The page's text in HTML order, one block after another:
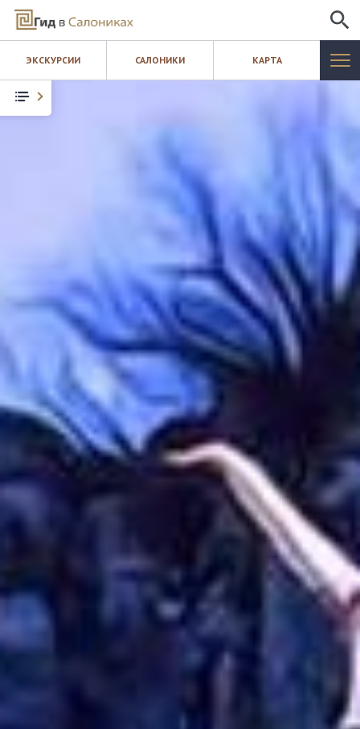
ИСКАТЬ
ЭКСКУРСИИ САЛОНИКИ КАРТА
САЛОНИКИ
КОНТАКТЫ
Viber & WhatsApp:
00306994791559